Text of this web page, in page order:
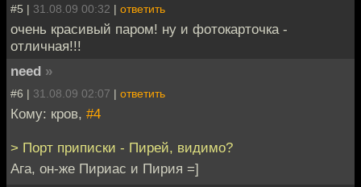
#5 | 31.08.09 00:32 | ответить
очень красивый паром! ну и фотокарточка -
отличная!!!
need »
#6 | 31.08.09 02:07 | ответить
Кому: кров, #4
> Порт приписки - Пирей, видимо?
Ага, он-же Пириас и Пирия =]